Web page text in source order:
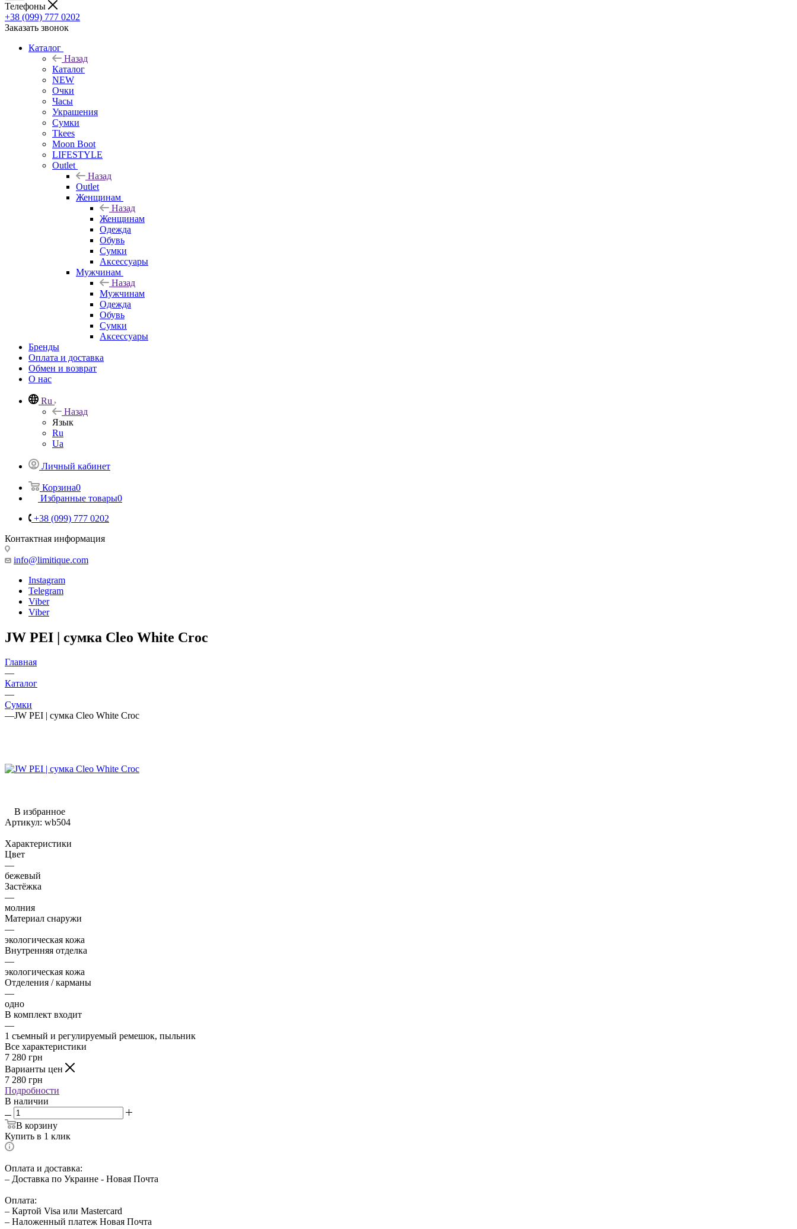
Телефоны
+38 (099) 777 0202
Заказать звонок
Каталог
Назад
Каталог
NEW
Очки
Часы
Украшения
Сумки
Tkees
Moon Boot
LIFESTYLE
Outlet
Назад
Outlet
Женщинам
Назад
Женщинам
Одежда
Обувь
Сумки
Аксессуары
Мужчинам
Назад
Мужчинам
Одежда
Обувь
Сумки
Аксессуары
Бренды
Оплата и доставка
Обмен и возврат
О нас
Ru
Назад
Язык
Ru
Ua
Личный кабинет
Корзина0
Избранные товары0
+38 (099) 777 0202
Контактная информация
info@limitique.com
Instagram
Telegram
Viber
Viber
JW PEI | сумка Cleo White Croc
Главная
—
Каталог
—
Сумки
—JW PEI | сумка Cleo White Croc
В избранное
Артикул: wb504
Характеристики
Цвет
—
бежевый
Застёжка
—
молния
Материал снаружи
—
экологическая кожа
Внутренняя отделка
—
экологическая кожа
Отделения / карманы
—
одно
В комплект входит
—
1 съемный и регулируемый ремешок, пыльник
Все характеристики
7 280 грн
Варианты цен
7 280 грн
Подробности
В наличии
В корзину
Купить в 1 клик
Оплата и доставка:
– Доставка по Украине - Новая Почта
Оплата:
– Картой Visa или Mastercard
– Наложенный платеж Новая Почта